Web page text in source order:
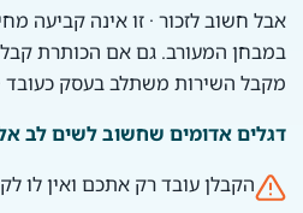
אבל חשוב לזכור · זו אינה קביעה
במבחן המעורב. גם אם הכותרת
מקבל השירות משתלב בעסק כעובד ·
דגלים אדומים שחשוב לשים לב
הקבלן עובד רק אתכם ואין לו